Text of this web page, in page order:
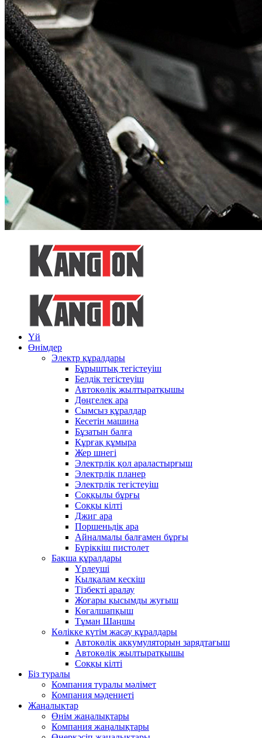
Үй
Өнімдер
Электр құралдары
Бұрыштық тегістеуіш
Белдік тегістеуіш
Автокөлік жылтыратқышы
Дөңгелек ара
Сымсыз құралдар
Кесетін машина
Бұзатын балға
Құрғақ құмыра
Жер шнегі
Электрлік қол араластырғыш
Электрлік планер
Электрлік тегістеуіш
Соққылы бұрғы
Соққы кілті
Джиг ара
Поршеньдік ара
Айналмалы балғамен бұрғы
Бүріккіш пистолет
Бақша құралдары
Үрлеуші
Қылқалам кескіш
Тізбекті аралау
Жоғары қысымды жуғыш
Көгалшапқыш
Тұман Шаңшы
Көлікке күтім жасау құралдары
Автокөлік аккумуляторын зарядтағыш
Автокөлік жылтыратқышы
Соққы кілті
Біз туралы
Компания туралы мәлімет
Компания мәдениеті
Жаңалықтар
Өнім жаңалықтары
Компания жаңалықтары